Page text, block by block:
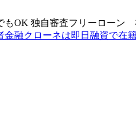
もOK 独自審査フリーローン
金融クローネは即日融資で在